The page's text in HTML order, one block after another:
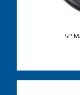
SP